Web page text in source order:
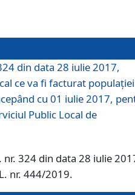
din data 28 iulie 2017,
ce va fi facturat
cu 01 iulie 2017,
Public Local de
nr. 324 din data 28 iulie
nr. 444/2019.